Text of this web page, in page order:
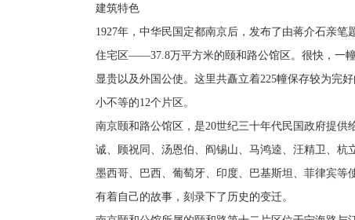
建筑特色
1927年，中华民国定都南京后，发布了由蒋介石亲
住宅区——37.8万平方米的颐和路公馆区。很快，一
显贵以及外国公使。这里共矗立着225幢保存较为完
小不等的12个片区。
南京颐和路公馆区，是20世纪三十年代民国政府提
诚、顾祝同、汤恩伯、阎锡山、马鸿逵、汪精卫、杭
墨西哥、巴西、葡萄牙、印度、巴基斯坦、菲律宾等
有着自己的故事，刻录下了历史的变迁。